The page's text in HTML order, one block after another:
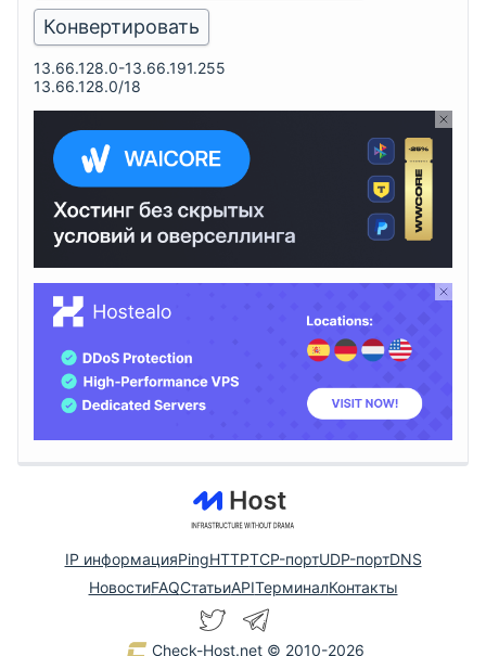
13.66.128.0-13.66.191.255
13.66.128.0/18
IP информацияPingHTTPTCP-портUDP-портDNS
НовостиFAQСтатьиAPIТерминалКонтакты
Check-Host.net © 2010-2026